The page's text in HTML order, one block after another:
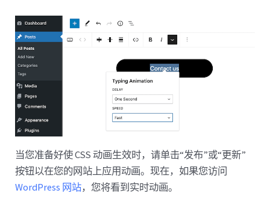
当您准备好使 CSS 动画生效时，请单击“发布”或“更新”
按钮以在您的网站上应用动画。现在，如果您访问
WordPress 网站，您将看到实时动画。